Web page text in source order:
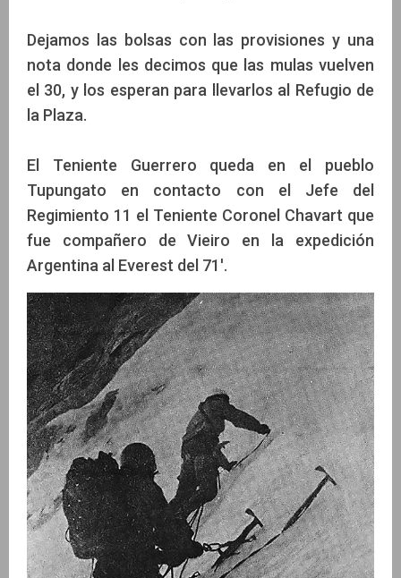
Dejamos las bolsas con las provisiones y una
nota donde les decimos que las mulas vuelven
el 30, y los esperan para llevarlos al Refugio de
la Plaza.
El Teniente Guerrero queda en el pueblo
Tupungato en contacto con el Jefe del
Regimiento 11 el Teniente Coronel Chavart que
fue compañero de Vieiro en la expedición
Argentina al Everest del 71'.